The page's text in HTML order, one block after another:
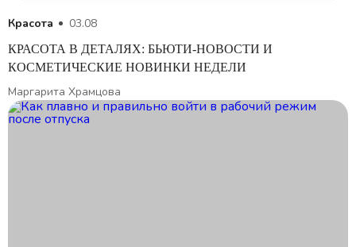
Красота 03.08
КРАСОТА В ДЕТАЛЯХ: БЬЮТИ-НОВОСТИ И
КОСМЕТИЧЕСКИЕ НОВИНКИ НЕДЕЛИ
Маргарита Храмцова